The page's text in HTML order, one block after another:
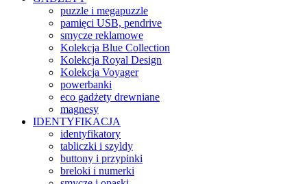
puzzle i megapuzzle
pamięci USB, pendrive
smycze reklamowe
Kolekcja Blue Collection
Kolekcja Royal Design
Kolekcja Voyager
powerbanki
eco gadżety drewniane
magnesy
IDENTYFIKACJA
identyfikatory
tabliczki i szyldy
buttony i przypinki
breloki i numerki